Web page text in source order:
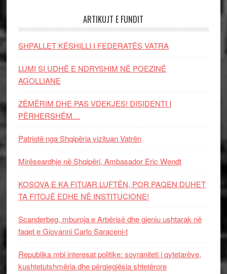
ARTIKUJT E FUNDIT
SHPALLET KËSHILLI I FEDERATËS VATRA
LUMI SI UDHË E NDRYSHIM NË POEZINË
AGOLLIANE
ZËMËRIM DHE PAS VDEKJES! DISIDENTI I
PËRHERSHËM…
Patriotë nga Shqipëria vizituan Vatrën
Mirëseardhje në Shqipëri, Ambasador Eric Wendt
KOSOVA E KA FITUAR LUFTËN, POR PAQEN DUHET
TA FITOJË EDHE NË INSTITUCIONE!
Scanderbeg, mburoja e Arbërisë dhe gjeniu ushtarak në
faqet e Giovanni Carlo Saraceni-t
Republika mbi interesat politike: sovraniteti i qytetarëve,
kushtetutshmëria dhe përgjegjësia shtetërore